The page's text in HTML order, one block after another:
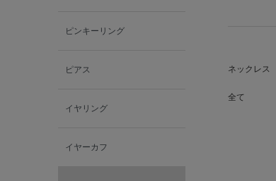
ピンキーリング
ピアス
イヤリング
イヤーカフ
ネックレス
全て